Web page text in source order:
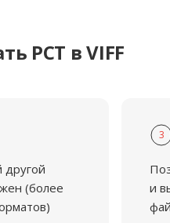
PCT в VIFF
(более
3
и